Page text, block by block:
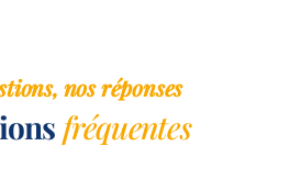
nos réponses
fréquentes